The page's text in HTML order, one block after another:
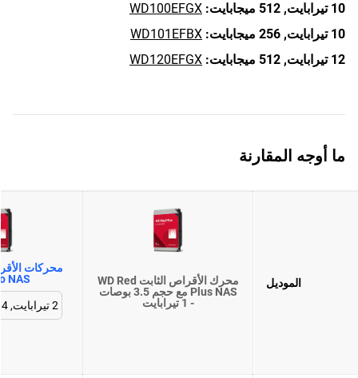
10 تيرابايت,
512 ميجابايت:
WD100EFGX
10 تيرابايت,
256 ميجابايت:
WD101EFBX
12 تيرابايت,
512 ميجابايت: WD120EFGX
ما أوجه المقارنة
الموديل
محرك الأقراص الثابت WD Red
Plus NAS مع حجم 3.5 بوصات
- 1 تيرابايت
NAS